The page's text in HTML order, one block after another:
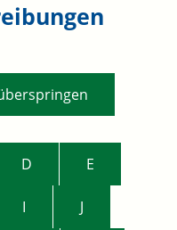
D E
I J